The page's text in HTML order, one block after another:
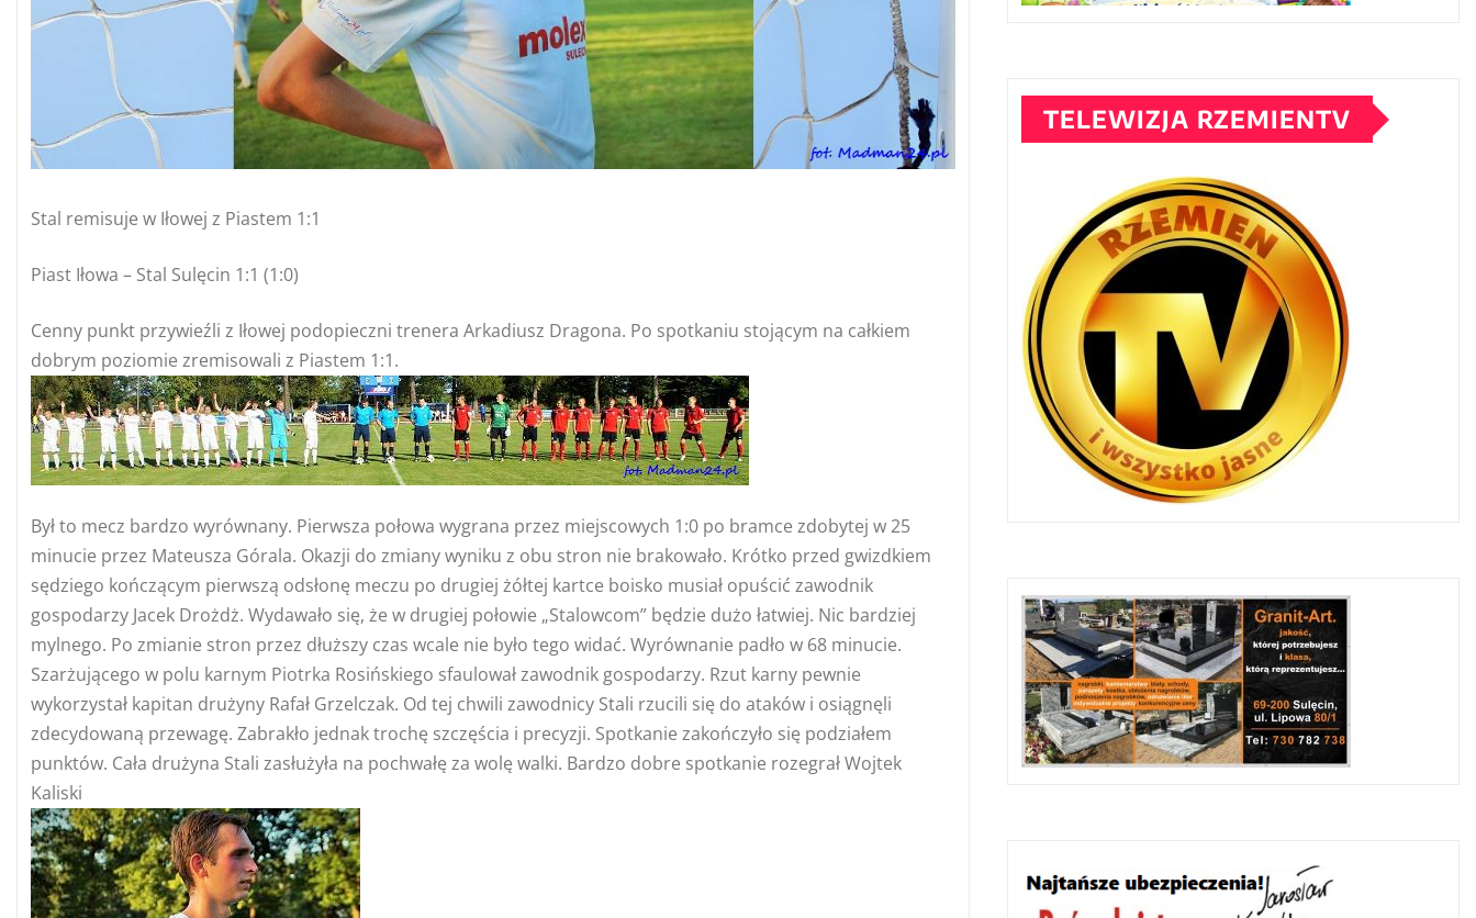
Stal remisuje w Iłowej z Piastem 1:1
Piast Iłowa – Stal Sulęcin 1:1 (1:0)
Cenny punkt przywieźli z Iłowej podopieczni trenera Arkadiusz Dragona. Po spotkaniu stojącym na całkiem
dobrym poziomie zremisowali z Piastem 1:1.
Był to mecz bardzo wyrównany. Pierwsza połowa wygrana przez miejscowych 1:0 po bramce zdobytej w 25
minucie przez Mateusza Górala. Okazji do zmiany wyniku z obu stron nie brakowało. Krótko przed gwizdkiem
sędziego kończącym pierwszą odsłonę meczu po drugiej żółtej kartce boisko musiał opuścić zawodnik
gospodarzy Jacek Drożdż. Wydawało się, że w drugiej połowie „Stalowcom” będzie dużo łatwiej. Nic bardziej
mylnego. Po zmianie stron przez dłuższy czas wcale nie było tego widać. Wyrównanie padło w 68 minucie.
Szarżującego w polu karnym Piotrka Rosińskiego sfaulował zawodnik gospodarzy. Rzut karny pewnie
wykorzystał kapitan drużyny Rafał Grzelczak. Od tej chwili zawodnicy Stali rzucili się do ataków i osiągnęli
zdecydowaną przewagę. Zabrakło jednak trochę szczęścia i precyzji. Spotkanie zakończyło się podziałem
punktów. Cała drużyna Stali zasłużyła na pochwałę za wolę walki. Bardzo dobre spotkanie rozegrał Wojtek
Kaliski
TELEWIZJA RZEMIENTV